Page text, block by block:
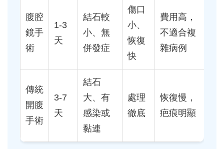
腹腔
鏡手
術
1-3
天
結石較
小、無
併發症
傷口
小、
恢復
快
費用高，
不適合複
雜病例
傳統
開腹
手術
3-7
天
結石
大、有
感染或
黏連
處理
徹底
恢復慢，
疤痕明顯